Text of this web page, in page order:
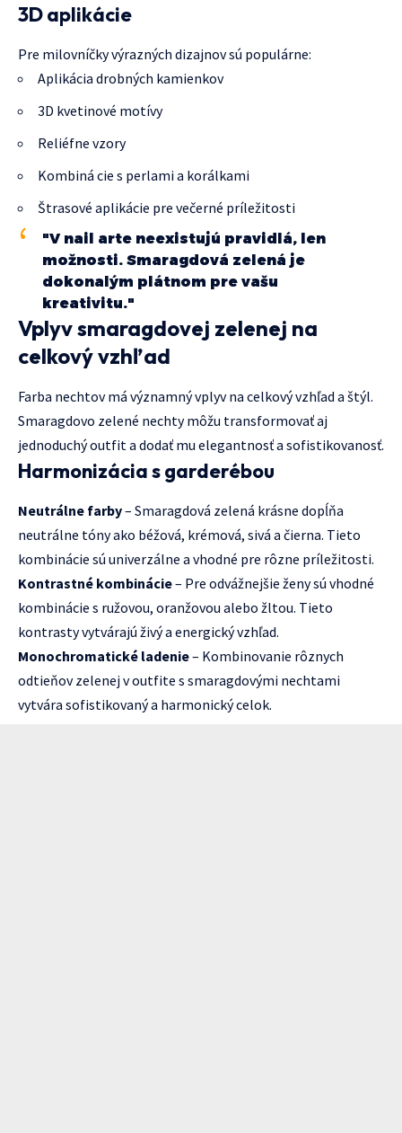
3D aplikácie
Pre milovníčky výrazných dizajnov sú populárne:
Aplikácia drobných kamienkov
3D kvetinové motívy
Reliéfne vzory
Kombiná cie s perlami a korálkami
Štrasové aplikácie pre večerné príležitosti
"V nail arte neexistujú pravidlá, len
možnosti. Smaragdová zelená je
dokonalým plátnom pre vašu
kreativitu."
Vplyv smaragdovej zelenej na
celkový vzhľad
Farba nechtov má významný vplyv na celkový vzhľad a štýl.
Smaragdovo zelené nechty môžu transformovať aj
jednoduchý outfit a dodať mu elegantnosť a sofistikovanosť.
Harmonizácia s garderébou
Neutrálne farby– Smaragdová zelená krásne dopĺňa
neutrálne tóny ako béžová, krémová, sivá a čierna. Tieto
kombinácie sú univerzálne a vhodné pre rôzne príležitosti.
Kontrastné kombinácie– Pre odvážnejšie ženy sú vhodné
kombinácie s ružovou, oranžovou alebo žltou. Tieto
kontrasty vytvárajú živý a energický vzhľad.
Monochromatické ladenie– Kombinovanie rôznych
odtieňov zelenej v outfite s smaragdovými nechtami
vytvára sofistikovaný a harmonický celok.